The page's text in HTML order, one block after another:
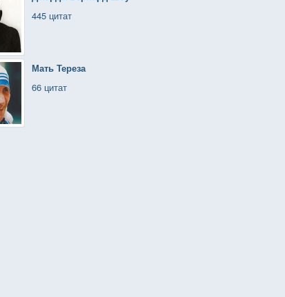
445 цитат
Мать Тереза
66 цитат